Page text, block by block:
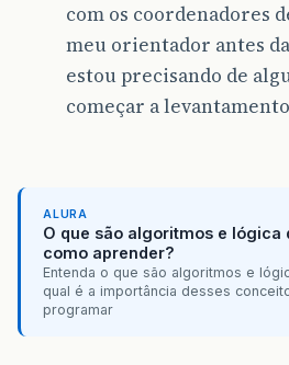
com os coordenadores
meu orientador antes
estou precisando de
começar a
ALURA
O que são algoritmos e lógica
como aprender?
Entenda o que são algoritmos e
qual é a importância desses
programar